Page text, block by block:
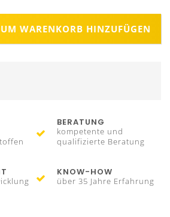
WARENKORB HINZUFÜGEN
BERATUNG
kompetente und
qualifizierte Beratung
KNOW-HOW
über 35 Jahre Erfahrung